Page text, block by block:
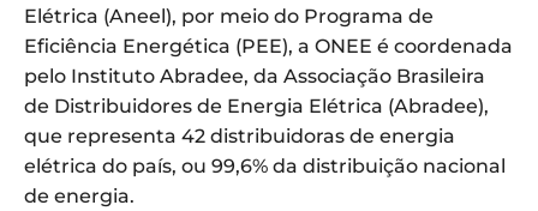
Elétrica (Aneel), por meio do Programa de
Eficiência Energética (PEE), a ONEE é coordenada
pelo Instituto Abradee, da Associação Brasileira
de Distribuidores de Energia Elétrica (Abradee),
que representa 42 distribuidoras de energia
elétrica do país, ou 99,6% da distribuição nacional
de energia.